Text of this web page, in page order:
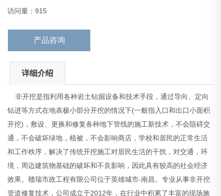
济效果。赣瑞市政工程有限公司位于英雄城市-南昌。专
访问量：915
产品咨询
详细介绍
非开挖是指利用各种岩土钻掘设备和技术手段，通过导向、定向
钻进等方式在地表极小部分开挖的情况下(一般指入口和出口小面积
开挖)，敷设、更换和修复各种地下管线的施工新技术，不会阻碍交
通，不会破坏绿地，植被，不会影响商店，学校和居民的正常生活
和工作秩序，解决了传统开挖施工对居民生活的干扰，对交通，环
境，周边建筑物基础的破坏和不良影响，因此具有较高的社会经济
效果。赣瑞市政工程有限公司位于英雄城市-南昌。专业从事非开挖
管道修复技术，公司成立于2012年，在行业中积累了丰富的现场施